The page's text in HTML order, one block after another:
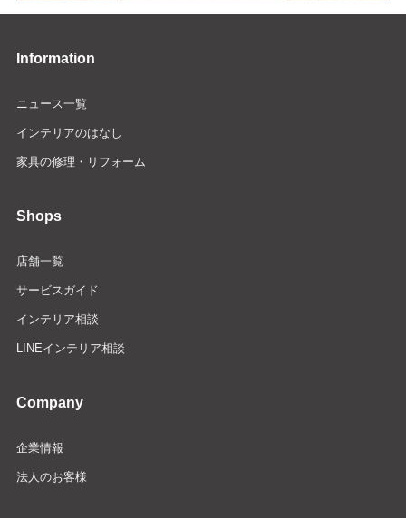
Information
ニュース一覧
インテリアのはなし
家具の修理・リフォーム
Shops
店舗一覧
サービスガイド
インテリア相談
LINEインテリア相談
Company
企業情報
法人のお客様